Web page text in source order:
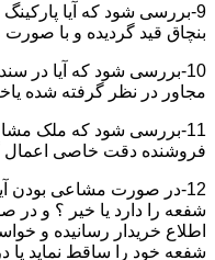
9-بررسی شود که آیا
بنچاق قید گردیده و با
10-بررسی شود که آیا در
مجاور در نظر گرفته شده
11-بررسی شود که ملک
فروشنده دقت خاصی اعمال
12-در صورت مشاعی بودن
شفعه را دارد یا خیر ؟ و در
اطلاع خریدار رسانیده و
شفعه خود را ساقط نماید